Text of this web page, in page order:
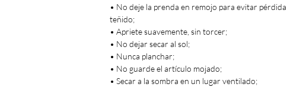
• No deje la prenda en remojo para evitar
teñido;
• Apriete suavemente, sin torcer;
• No dejar secar al sol;
• Nunca planchar;
• No guarde el artículo mojado;
• Secar a la sombra en un lugar ventilado;